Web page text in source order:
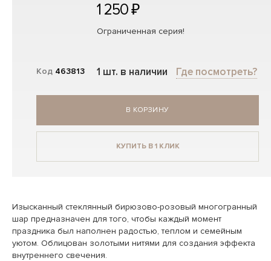
Код 463813
1 250 ₽
Ограниченная серия!
1 шт. в наличии Где посмотреть?
В КОРЗИНУ
КУПИТЬ В 1 КЛИК
Изысканный стеклянный бирюзово-розовый многогранный
шар предназначен для того, чтобы каждый момент
праздника был наполнен радостью, теплом и семейным
уютом. Облицован золотыми нитями для создания эффекта
внутреннего свечения.